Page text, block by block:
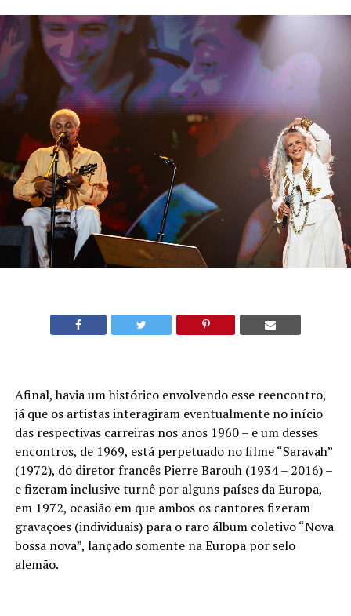
Afinal, havia um histórico envolvendo esse reencontro,
já que os artistas interagiram eventualmente no início
das respectivas carreiras nos anos 1960 – e um desses
encontros, de 1969, está perpetuado no filme “Saravah”
(1972), do diretor francês Pierre Barouh (1934 – 2016) –
e fizeram inclusive turnê por alguns países da Europa,
em 1972, ocasião em que ambos os cantores fizeram
gravações (individuais) para o raro álbum coletivo “Nova
bossa nova”, lançado somente na Europa por selo
alemão.